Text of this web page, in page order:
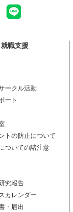
職支援
ークル活動
ート
トの防止について
ついての諸注意
究報告
カレンダー
・届出